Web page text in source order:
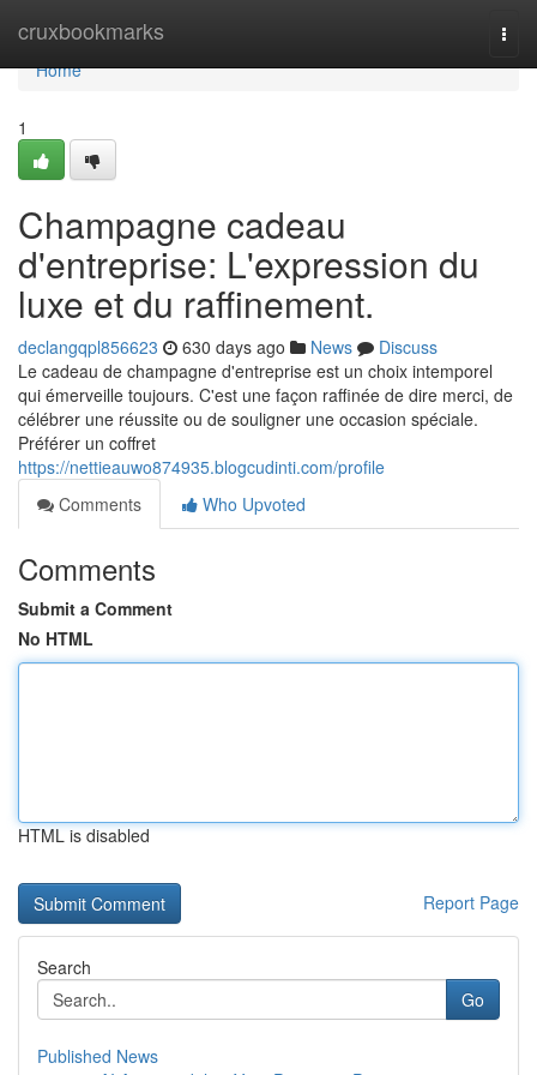
cruxbookmarks
Home
Home
1
Champagne cadeau
d'entreprise: L'expression du
luxe et du raffinement.
declangqpl856623 630 days ago News
Discuss
Le cadeau de champagne d'entreprise est un choix intemporel
qui émerveille toujours. C'est une façon raffinée de dire merci, de
célébrer une réussite ou de souligner une occasion spéciale.
Préférer un coffret
https://nettieauwo874935.blogcudinti.com/profile
Comments
Who Upvoted
Comments
Submit a Comment
No HTML
HTML is disabled
Report Page
Search
Go
Published News